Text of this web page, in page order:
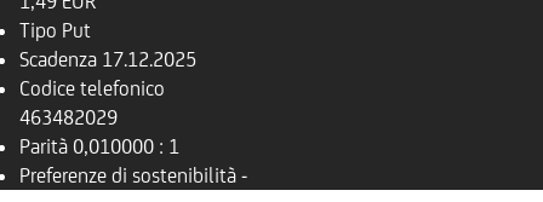
Tipo Put
Scadenza 17.12.2025
Codice telefonico
463482029
Parità 0,010000 : 1
Preferenze di sostenibilità -